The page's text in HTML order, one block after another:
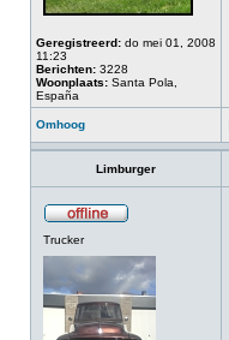
Geregistreerd: do mei 01, 2008
11:23
Berichten: 3228
Woonplaats: Santa Pola,
España
Omhoog
Limburger
Trucker